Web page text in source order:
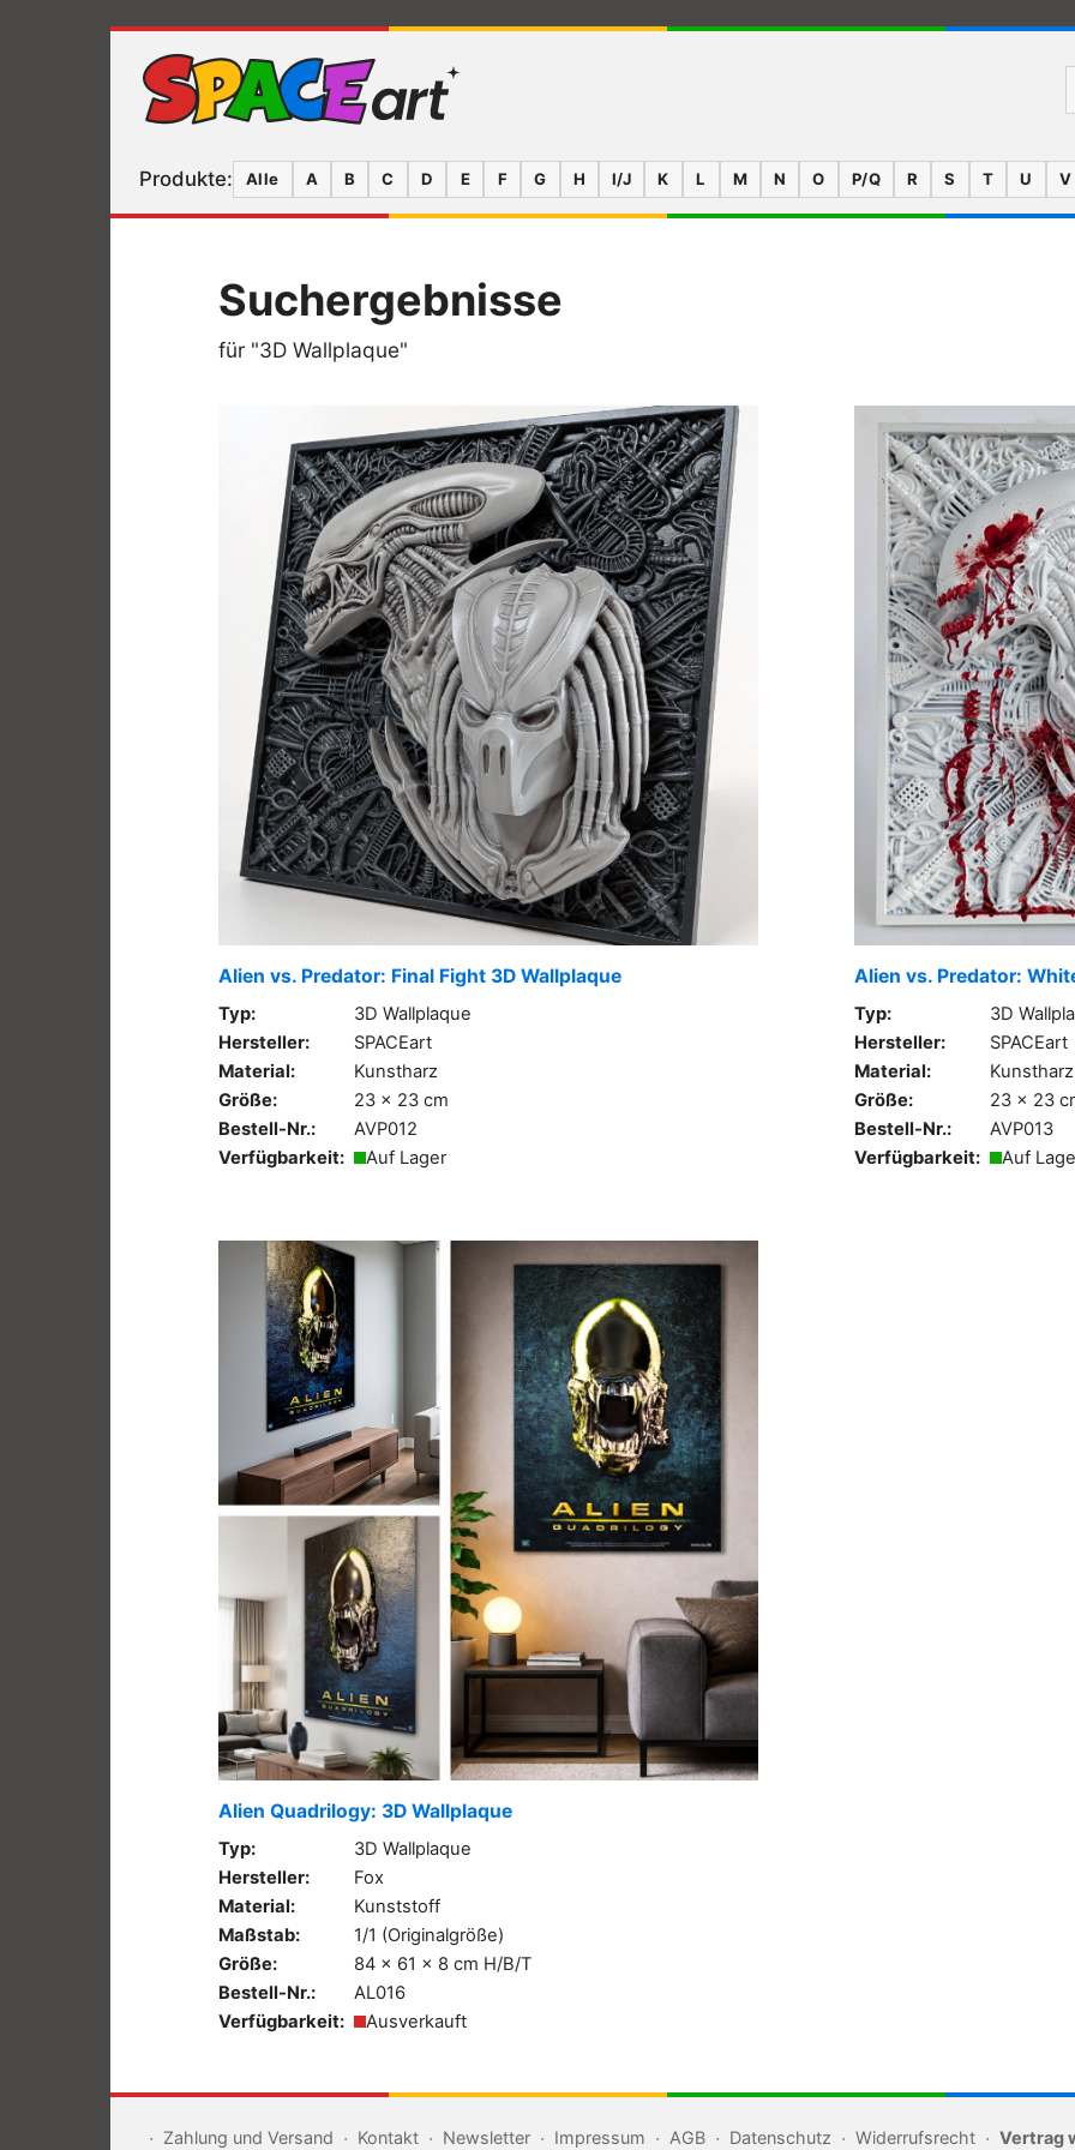
Produkte: Alle A B C D E F G H I/J K L M N O P/Q R S T U V
Suchergebnisse
für "3D Wallplaque"
Alien vs. Predator: Final Fight 3D Wallplaque
Typ:
3D Wallplaque
Hersteller:
SPACEart
Material:
Kunstharz
Größe:
23 x 23 cm
Bestell-Nr.:
AVP012
Verfügbarkeit:
Auf Lager
Alien vs. Predator:
Typ:
3D
Hersteller:
SPACEart
Material:
Kunstharz
Größe:
23 x 23
Bestell-Nr.:
AVP013
Verfügbarkeit:
Auf
Alien Quadrilogy: 3D Wallplaque
Typ:
3D Wallplaque
Hersteller:
Fox
Material:
Kunststoff
Maßstab:
1/1 (Originalgröße)
Größe:
84 x 61 x 8 cm H/B/T
Bestell-Nr.:
AL016
Verfügbarkeit:
Ausverkauft
Zahlung und Versand Kontakt Newsletter Impressum AGB Datenschutz Widerrufsrecht Vertrag